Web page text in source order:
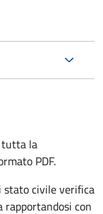
tutta la
PDF.
stato civile verifica
con